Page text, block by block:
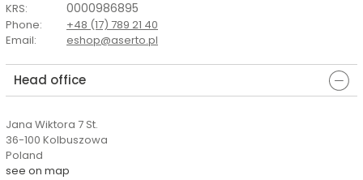
KRS: 0000986895
Phone:
+48 (17) 789 21 40
Email: eshop@aserto.pl
Head office
Jana Wiktora 7 St.
36-100 Kolbuszowa
Poland
see on map